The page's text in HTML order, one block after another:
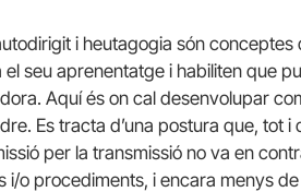
i heutagogia són conceptes
seu aprenentatge i habiliten que
Aquí és on cal desenvolupar
Es tracta d’una postura que, tot
per la transmissió no va en
i/o procediments, i encara menys